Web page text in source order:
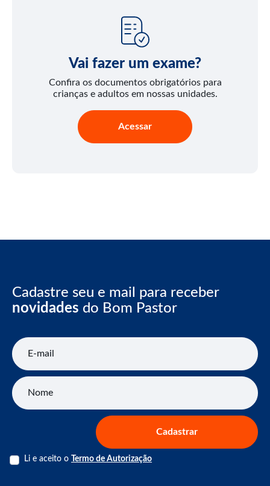
Vai fazer um exame?
Confira os documentos obrigatórios para
crianças e adultos em nossas unidades.
Acessar
Cadastre seu e mail para receber
novidades do Bom Pastor
E-mail
Nome
Cadastrar
Li e aceito o Termo de Autorização